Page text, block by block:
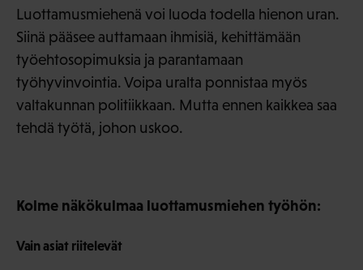
Luottamusmiehenä voi luoda todella hienon uran.
Siinä pääsee auttamaan ihmisiä, kehittämään
työehtosopimuksia ja parantamaan
työhyvinvointia. Voipa uralta ponnistaa myös
valtakunnan politiikkaan. Mutta ennen kaikkea saa
tehdä työtä, johon uskoo.
Kolme näkökulmaa luottamusmiehen työhön:
Vain asiat riitelevät